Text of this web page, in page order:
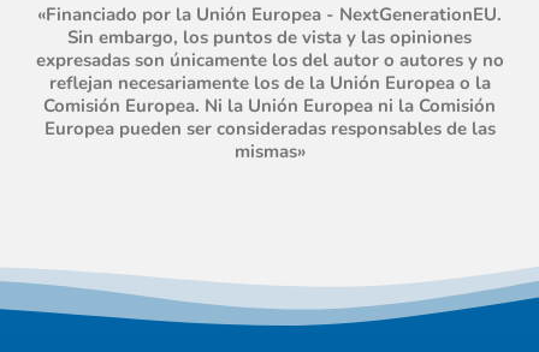
«Financiado por la Unión Europea - NextGenerationEU.
Sin embargo, los puntos de vista y las opiniones
expresadas son únicamente los del autor o autores y no
reflejan necesariamente los de la Unión Europea o la
Comisión Europea. Ni la Unión Europea ni la Comisión
Europea pueden ser consideradas responsables de las
mismas»